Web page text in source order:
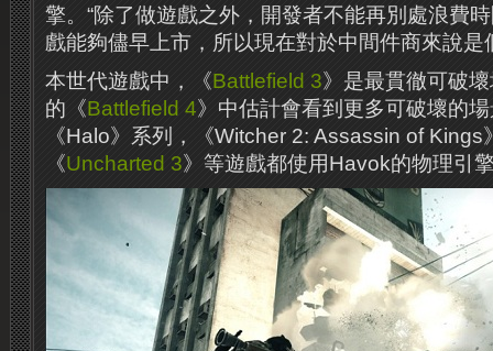
擎。“除了做遊戲之外，開發者不能再別處浪費
戲能夠儘早上市，所以現在對於中間件商來說是
本世代遊戲中，《Battlefield 3》是最貫徹可破
的《Battlefield 4》中估計會看到更多可破壞的
《Halo》系列，《Witcher 2: Assassin of
《Uncharted 3》等遊戲都使用Havok的物理引